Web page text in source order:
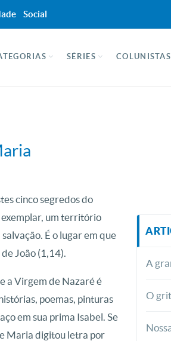
SÉRIES COLUNISTAS
cinco segredos do
exemplar, um território
É o lugar em que
João (1,14).
a Virgem de Nazaré é
poemas, pinturas
em sua prima Isabel. Se
Maria digitou letra por
A
O
Social